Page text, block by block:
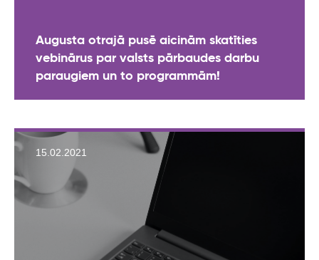
Augusta otrajā pusē aicinām skatīties
vebinārus par valsts pārbaudes darbu
paraugiem un to programmām!
15.02.2021